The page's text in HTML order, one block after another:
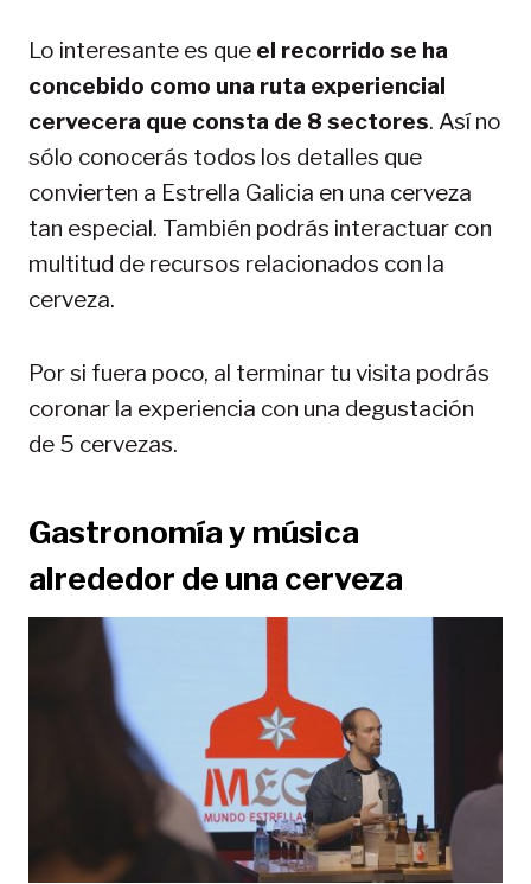
Lo interesante es que el recorrido se ha
concebido como una ruta experiencial
cervecera que consta de 8 sectores. Así no
sólo conocerás todos los detalles que
convierten a Estrella Galicia en una cerveza
tan especial. También podrás interactuar con
multitud de recursos relacionados con la
cerveza.
Por si fuera poco, al terminar tu visita podrás
coronar la experiencia con una degustación
de 5 cervezas.
Gastronomía y música
alrededor de una cerveza